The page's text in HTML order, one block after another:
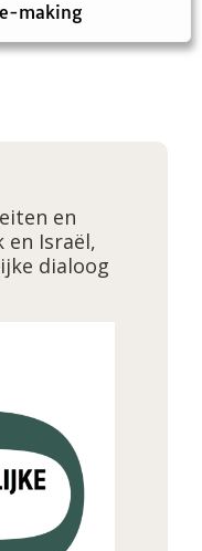
making
en
en Israël,
dialoog